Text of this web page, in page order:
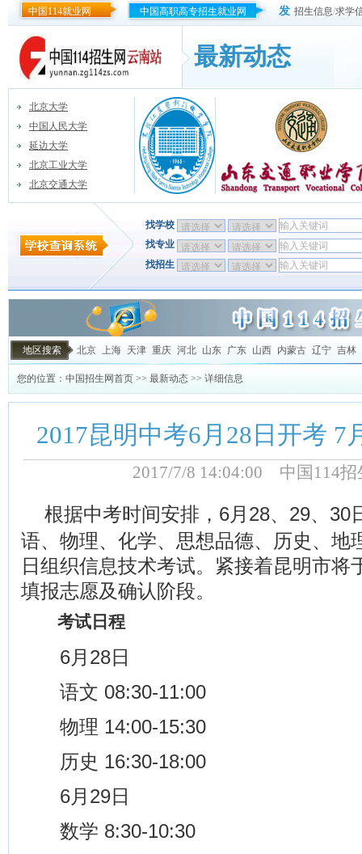
中国114就业网 中国高职高专招生就业网 发 招生信息/求学
最新动态
北京大学
中国人民大学
延边大学
北京工业大学
北京交通大学
找学校
找专业
找招生
地区搜索 北京 上海 天津 重庆 河北 山东 广东 山西 内蒙古 辽宁 吉林
您的位置： 中国招生网首页 >> 最新动态 >> 详细信息
2017昆明中考6月28日开考 7
2017/7/8 14:04:00 中国114招
根据中考时间安排，6月28、29、30
语、物理、化学、思想品德、历史、地
日组织信息技术考试。紧接着昆明市
填报志愿及确认阶段。
考试日程
6月28日
语文 08:30-11:00
物理 14:00-15:30
历史 16:30-18:00
6月29日
数学 8:30-10:30